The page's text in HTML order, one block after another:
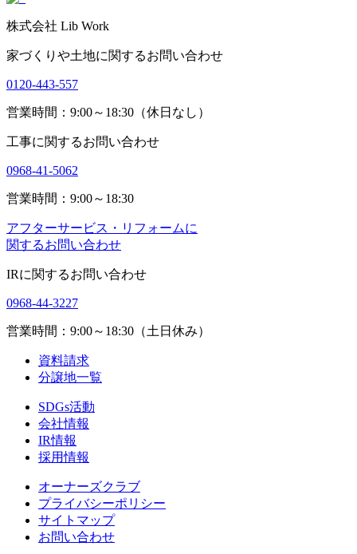
株式会社 Lib Work
家づくりや土地に関するお問い合わせ
0120-443-557
営業時間：9:00～18:30（休日なし）
工事に関するお問い合わせ
0968-41-5062
営業時間：9:00～18:30
アフターサービス・リフォームに
関するお問い合わせ
IRに関するお問い合わせ
0968-44-3227
営業時間：9:00～18:30（土日休み）
資料請求
分譲地一覧
SDGs活動
会社情報
IR情報
採用情報
オーナーズクラブ
プライバシーポリシー
サイトマップ
お問い合わせ